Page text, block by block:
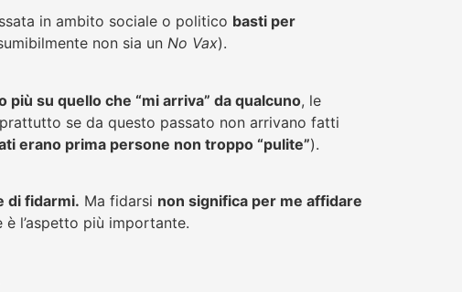
in ambito sociale o politico basti per
non sia un No Vax).
più su quello che “mi arriva” da qualcuno, le
se da questo passato non arrivano fatti
erano prima persone non troppo “pulite”).
di fidarmi. Ma fidarsi non significa per me affidare
l’aspetto più importante.